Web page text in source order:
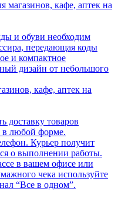
и обуви необходим
передающая коды
и компактное
дизайн от небольшого
доставку товаров
в любой форме.
Курьер получит
о выполнении работы.
в вашем офисе или
чека используйте
“Все в одном”.